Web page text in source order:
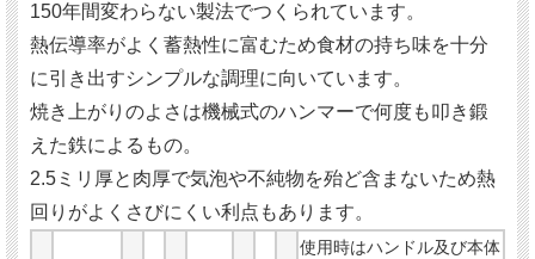
150年間変わらない製法でつくられています。
熱伝導率がよく蓄熱性に富むため食材の持ち味を十分
に引き出すシンプルな調理に向いています。
焼き上がりのよさは機械式のハンマーで何度も叩き鍛
えた鉄によるもの。
2.5ミリ厚と肉厚で気泡や不純物を殆ど含まないため熱
回りがよくさびにくい利点もあります。
使用時はハンドル及び本体